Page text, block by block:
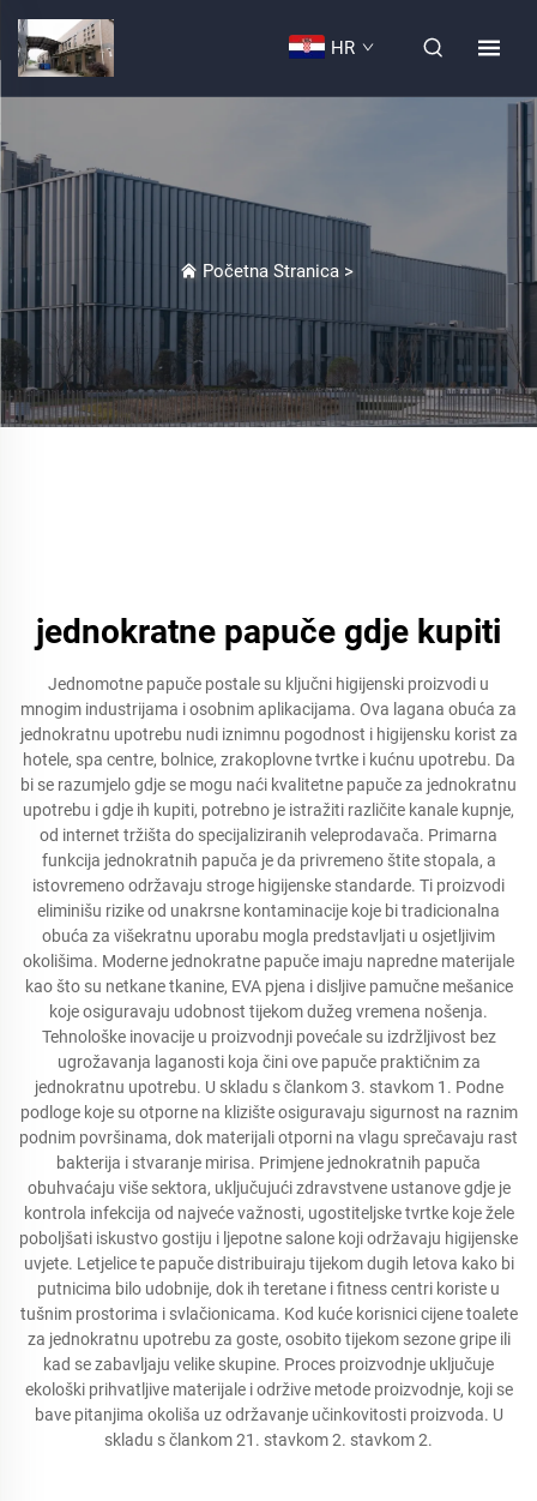
HR
Početna Stranica>
jednokratne papuče gdje kupiti
Jednomotne papuče postale su ključni higijenski proizvodi u
mnogim industrijama i osobnim aplikacijama. Ova lagana obuća za
jednokratnu upotrebu nudi iznimnu pogodnost i higijensku korist za
hotele, spa centre, bolnice, zrakoplovne tvrtke i kućnu upotrebu. Da
bi se razumjelo gdje se mogu naći kvalitetne papuče za jednokratnu
upotrebu i gdje ih kupiti, potrebno je istražiti različite kanale kupnje,
od internet tržišta do specijaliziranih veleprodavača. Primarna
funkcija jednokratnih papuča je da privremeno štite stopala, a
istovremeno održavaju stroge higijenske standarde. Ti proizvodi
eliminišu rizike od unakrsne kontaminacije koje bi tradicionalna
obuća za višekratnu uporabu mogla predstavljati u osjetljivim
okolišima. Moderne jednokratne papuče imaju napredne materijale
kao što su netkane tkanine, EVA pjena i disljive pamučne mešanice
koje osiguravaju udobnost tijekom dužeg vremena nošenja.
Tehnološke inovacije u proizvodnji povećale su izdržljivost bez
ugrožavanja laganosti koja čini ove papuče praktičnim za
jednokratnu upotrebu. U skladu s člankom 3. stavkom 1. Podne
podloge koje su otporne na klizište osiguravaju sigurnost na raznim
podnim površinama, dok materijali otporni na vlagu sprečavaju rast
bakterija i stvaranje mirisa. Primjene jednokratnih papuča
obuhvaćaju više sektora, uključujući zdravstvene ustanove gdje je
kontrola infekcija od najveće važnosti, ugostiteljske tvrtke koje žele
poboljšati iskustvo gostiju i ljepotne salone koji održavaju higijenske
uvjete. Letjelice te papuče distribuiraju tijekom dugih letova kako bi
putnicima bilo udobnije, dok ih teretane i fitness centri koriste u
tušnim prostorima i svlačionicama. Kod kuće korisnici cijene toalete
za jednokratnu upotrebu za goste, osobito tijekom sezone gripe ili
kad se zabavljaju velike skupine. Proces proizvodnje uključuje
ekološki prihvatljive materijale i održive metode proizvodnje, koji se
bave pitanjima okoliša uz održavanje učinkovitosti proizvoda. U
skladu s člankom 21. stavkom 2. stavkom 2.